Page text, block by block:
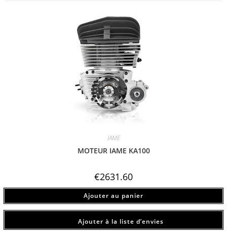
IAME
MOTEUR IAME KA100
€2631.60
Ajouter au panier
Ajouter à la liste d’envies